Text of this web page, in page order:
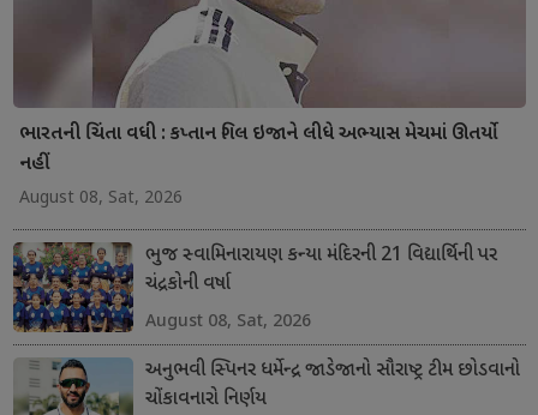
ભારતની ચિંતા વધી : કપ્તાન ગિલ ઇજાને લીધે અભ્યાસ મેચમાં ઊતર્યો
નહીં
August 08, Sat, 2026
ભુજ સ્વામિનારાયણ કન્યા મંદિરની 21 વિદ્યાર્થિની પર
ચંદ્રકોની વર્ષા
August 08, Sat, 2026
અનુભવી સ્પિનર ધર્મેન્દ્ર જાડેજાનો સૌરાષ્ટ્ર ટીમ છોડવાનો
ચોંકાવનારો નિર્ણય